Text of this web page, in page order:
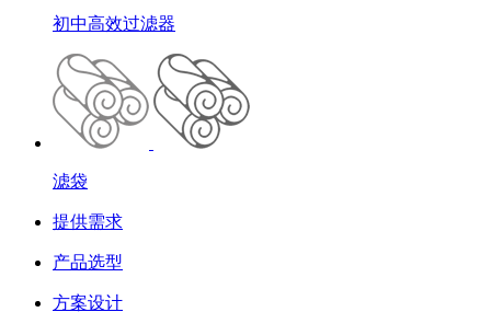
初中高效过滤器
滤袋
提供需求
产品选型
方案设计